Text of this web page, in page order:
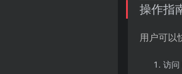
操作指
用户可以
访问